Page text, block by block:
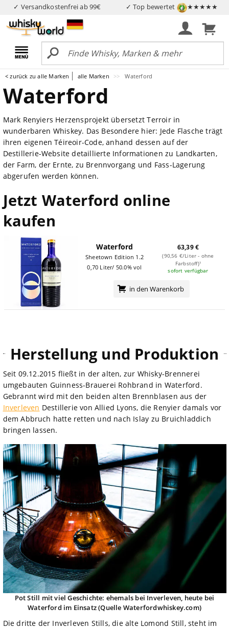
✓ Versandkostenfrei ab 99€ ✓ Top bewertet ★★★★★
< zurück zu alle Marken alle Marken Waterford
Waterford
Mark Renyiers Herzensprojekt übersetzt Terroir in
wunderbaren Whiskey. Das Besondere hier: Jede Flasche trägt
ihren eigenen Téireoir-Code, anhand dessen auf der
Destillerie-Website detaillierte Informationen zu Landkarten,
der Farm, der Ernte, zu Brennvorgang und Fass-Lagerung
abgerufen werden können.
Jetzt Waterford online
kaufen
Waterford
Sheetown Edition 1.2
0,70 Liter/ 50.0% vol
63,39 €
(90,56 €/Liter - ohne
Farbstoff)¹
sofort verfügbar
in den Warenkorb
Herstellung und Produktion
Seit 09.12.2015 fließt in der alten, zur Whisky-Brennerei
umgebauten Guinness-Brauerei Rohbrand in Waterford.
Gebrannt wird mit den beiden alten Brennblasen aus der
Inverleven Destillerie von Allied Lyons, die Renyier damals vor
dem Abbruch hatte retten und nach Islay zu Bruichladdich
bringen lassen.
Pot Still mit viel Geschichte: ehemals bei Inverleven, heute bei
Waterford im Einsatz (Quelle Waterfordwhiskey.com)
Die dritte der Inverleven Stills, die alte Lomond Still, steht im